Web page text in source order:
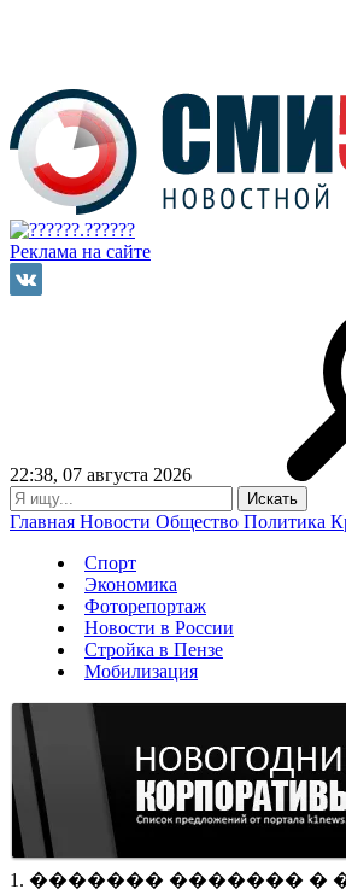
Реклама на сайте
22:38, 07 августа 2026
Главная Новости Общество Политика
Спорт
Экономика
Фоторепортаж
Новости в России
Стройка в Пензе
Мобилизация
1. ������� �������